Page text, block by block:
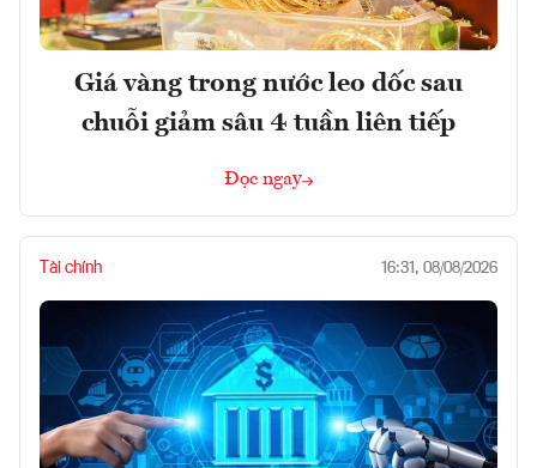
Giá vàng trong nước leo dốc sau
chuỗi giảm sâu 4 tuần liên tiếp
Đọc ngay
Tài chính 16:31, 08/08/2026